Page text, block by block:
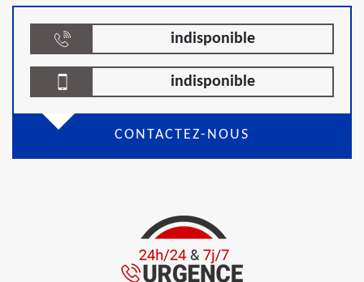
indisponible
indisponible
CONTACTEZ-NOUS